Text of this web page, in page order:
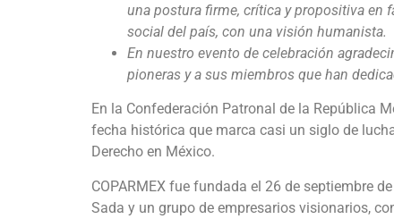
una postura firme, crítica y propositiva en
social del país, con una visión humanista.
En nuestro evento de celebración
pioneras y a sus miembros que han
En la Confederación Patronal de la República
fecha histórica que marca casi un siglo de
Derecho en México.
COPARMEX fue fundada el 26 de septiembre
Sada y un grupo de empresarios visionarios,